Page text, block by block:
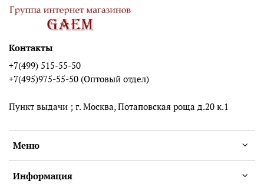
Меню
Информация
Контакты
+7(499) 515-55-50
+7(495)975-55-50 (Оптовый отдел)
Пункт выдачи ; г. Москва, Потаповская роща д.20 к.1